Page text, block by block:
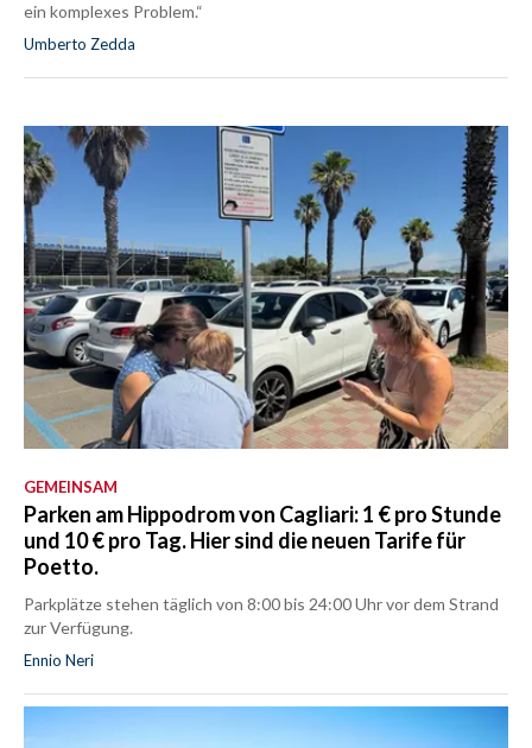
ein komplexes Problem.“
Umberto Zedda
GEMEINSAM
Parken am Hippodrom von Cagliari: 1 € pro Stunde
und 10 € pro Tag. Hier sind die neuen Tarife für
Poetto.
Parkplätze stehen täglich von 8:00 bis 24:00 Uhr vor dem Strand
zur Verfügung.
Ennio Neri